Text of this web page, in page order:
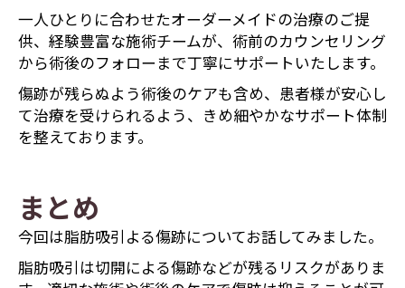
一人ひとりに合わせたオーダーメイドの治療のご提
供、経験豊富な施術チームが、術前のカウンセリング
から術後のフォローまで丁寧にサポートいたします。
傷跡が残らぬよう術後のケアも含め、患者様が安心し
て治療を受けられるよう、きめ細やかなサポート体制
を整えております。
まとめ
今回は脂肪吸引よる傷跡についてお話してみました。
脂肪吸引は切開による傷跡などが残るリスクがありま